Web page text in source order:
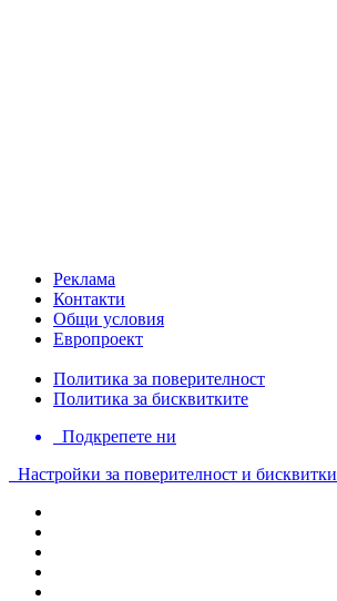
Реклама
Контакти
Общи условия
Европроект
Политика за поверителност
Политика за бисквитките
Подкрепете ни
Настройки за поверителност и бисквитки